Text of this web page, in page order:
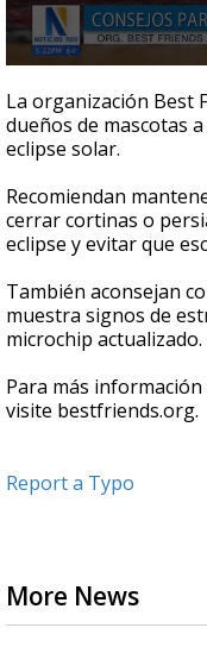
seconds
of
49
seconds
La organización Best
dueños de mascotas
eclipse solar.
Recomiendan
cerrar cortinas o
eclipse y evitar que
También aconsejan
muestra signos de
microchip actualizado.
Para más
visite bestfriends.org.
Report a Typo
More News